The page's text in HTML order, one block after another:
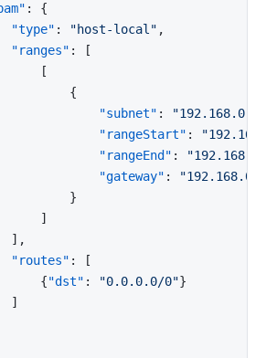
:
{
"type" : "host-local" ,
"ranges" :
[
[
{
"subnet" :
"rangeStart" :
"rangeEnd" :
"gateway" :
}
]
] ,
"routes" :
[
{"dst" : "0.0.0.0/0"}
]